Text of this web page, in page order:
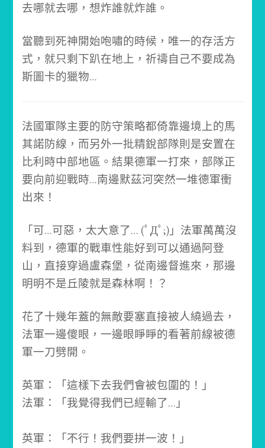
去哪就去哪，想炸誰就炸誰。
當聽到死神開始咆嘯的時候，唯一的存活方
式，就只剩下趴在地上，祈禱自己不要成為
斯圖卡的獵物…
法國軍隊主要的防守策略都倚靠邊境上的馬
其諾防線，而另外一批精銳部隊則是安置在
比利時中部地區。結果德軍一打來，部隊正
要向前迎戰時…南邊默茲河突然一堆德軍衝
出來！
「可…可惡，太大意了… (ﾟДﾟ;)」 法軍萬萬沒
料到，德軍的戰車性能好到可以通過阿登
山，直接穿過盧森堡，從南邊督進來，那邊
明明不是丘陵就是森林啊！？
花了十幾年蓋的無敵要塞直接被人繞過去，
法軍一邊傻眼，一邊眼睜睜的看著前線被德
軍一刀劈開。
英軍：「這樣下去我們會被包圍的！」
法軍：「我覺得我們已經輸了…」
英軍：「不行！我們要拼一波！」